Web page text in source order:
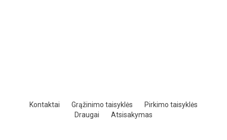
Kontaktai Grąžinimo taisyklės
Pirkimo taisyklės
Draugai
Atsisakymas